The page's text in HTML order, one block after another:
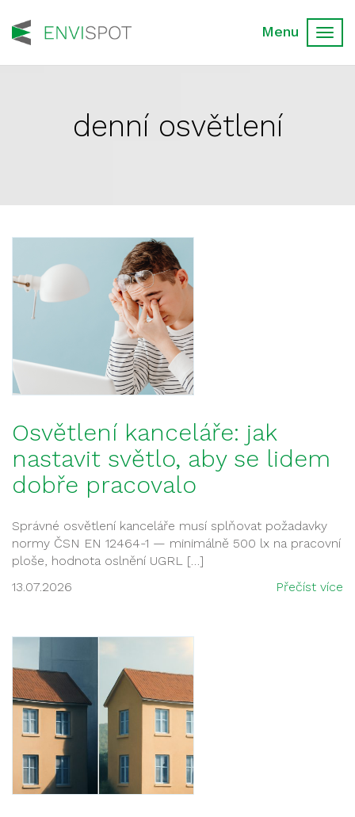
denní osvětlení
Osvětlení kanceláře: jak
nastavit světlo, aby se lidem
dobře pracovalo
Správné osvětlení kanceláře musí splňovat požadavky
normy ČSN EN 12464-1 — minimálně 500 lx na pracovní
ploše, hodnota oslnění UGRL […]
13.07.2026
Přečíst více